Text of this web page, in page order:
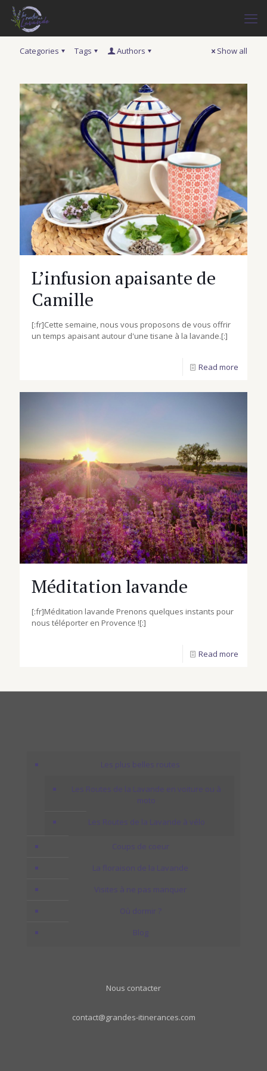
Categories Tags Authors Show all
L’infusion apaisante de
Camille
[:fr]Cette semaine, nous vous proposons de vous offrir
un temps apaisant autour d'une tisane à la lavande.[:]
Read more
Méditation lavande
[:fr]Méditation lavande Prenons quelques instants pour
nous téléporter en Provence ![:]
Read more
Les plus belles routes
Les Routes de la Lavande en voiture ou à
moto
Les Routes de la Lavande à vélo
Coups de coeur
La floraison de la Lavande
Visites à ne pas manquer
Où dormir ?
Blog
Nous contacter
contact@grandes-itinerances.com